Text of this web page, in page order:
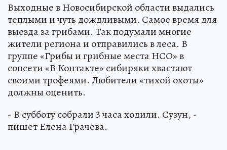
Выходные в Новосибирской области выдались
теплыми и чуть дождливыми. Самое время для
выезда за грибами. Так подумали многие
жители региона и отправились в леса. В
группе «Грибы и грибные места НСО» в
соцсети «В Контакте» сибиряки хвастают
своими трофеями. Любители «тихой охоты»
должны оценить.
- В субботу собрали 3 часа ходили. Сузун, -
пишет Елена Грачева.